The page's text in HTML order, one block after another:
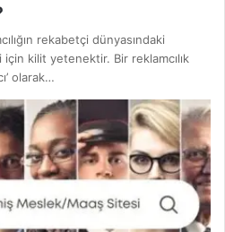
rekabetçi dünyasındaki
kilit yetenektir. Bir reklamcılık
olarak…